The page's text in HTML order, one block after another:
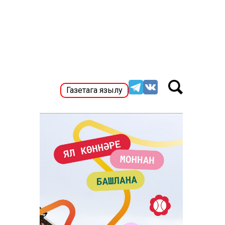
Газетага язылу